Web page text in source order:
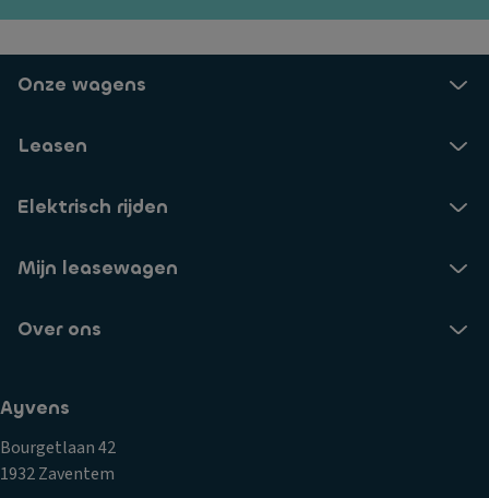
n
V
er
h
n
a
bi
a
gl
ic
h
o
e
a
je
er
ru
t
o
n
c
o
tr
e
ol
st
bi
ts
c
o
Onze wagens
Leasen
Elektrisch rijden
Mijn leasewagen
Over ons
Ayvens
Bourgetlaan 42
1932 Zaventem